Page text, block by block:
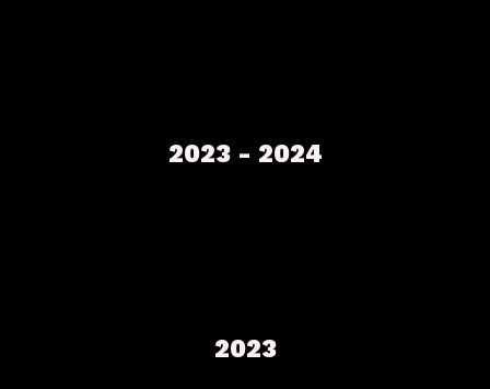
2023 - 2024
2023